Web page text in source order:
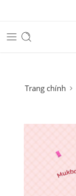
Trang chính